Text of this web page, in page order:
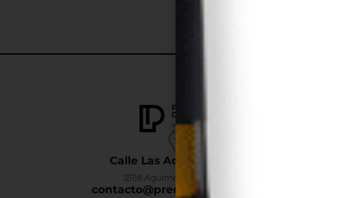
Calle Las Adelfas Nº6-B
35118 Agüimes, Las Palmas
contacto@premiumdrinks.es